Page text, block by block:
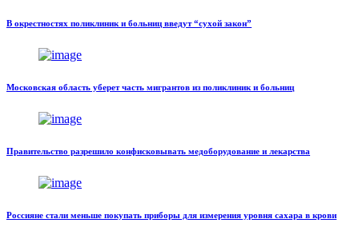
В окрестностях поликлиник и больниц введут “сухой закон”
Московская область уберет часть мигрантов из поликлиник и больниц
Правительство разрешило конфисковывать медоборудование и лекарства
Россияне стали меньше покупать приборы для измерения уровня сахара в крови